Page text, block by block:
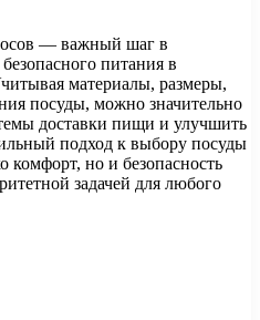
— важный шаг в
питания в
материалы, размеры,
посуды, можно значительно
доставки пищи и улучшить
подход к выбору посуды
комфорт, но и безопасность
задачей для любого